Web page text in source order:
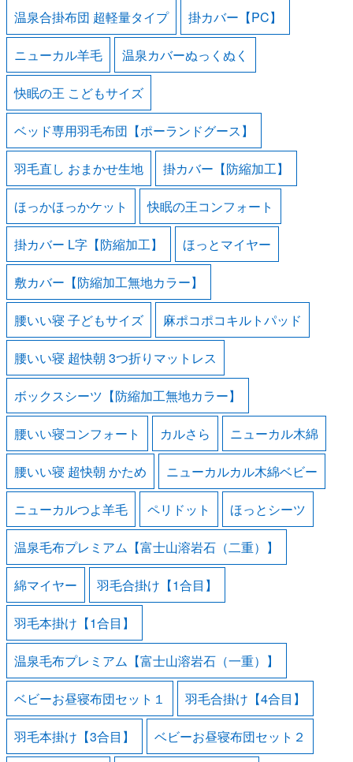
温泉合掛布団 超軽量タイプ 掛カバー【PC】
ニューカル羊毛 温泉カバーぬっくぬく
快眠の王 こどもサイズ
ベッド専用羽毛布団【ポーランドグース】
羽毛直し おまかせ生地 掛カバー【防縮加工】
ほっかほっかケット 快眠の王コンフォート
掛カバー L字【防縮加工】 ほっとマイヤー
敷カバー【防縮加工無地カラー】
腰いい寝 子どもサイズ 麻ポコポコキルトパッド
腰いい寝 超快朝 3つ折りマットレス
ボックスシーツ【防縮加工無地カラー】
腰いい寝コンフォート カルさら ニューカル木綿
腰いい寝 超快朝 かため ニューカルカル木綿ベビー
ニューカルつよ羊毛 ペリドット ほっとシーツ
温泉毛布プレミアム【富士山溶岩石（二重）】
綿マイヤー 羽毛合掛け【1合目】
羽毛本掛け【1合目】
温泉毛布プレミアム【富士山溶岩石（一重）】
ベビーお昼寝布団セット１ 羽毛合掛け【4合目】
羽毛本掛け【3合目】 ベビーお昼寝布団セット２